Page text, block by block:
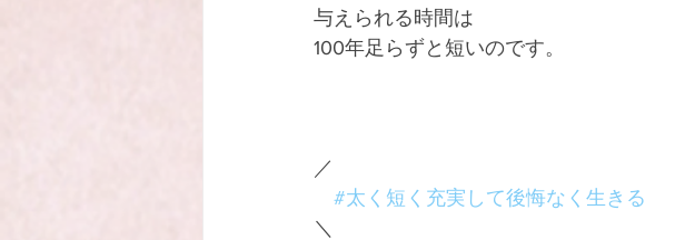
与えられる時間は
100年足らずと短いのです。
／
#太く短く充実して後悔なく生きる
＼